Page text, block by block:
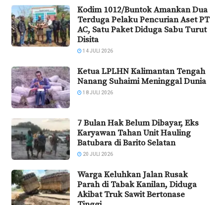
Kodim 1012/Buntok Amankan Dua
Terduga Pelaku Pencurian Aset PT
AC, Satu Paket Diduga Sabu Turut
Disita
14 JULI 2026
Ketua LPLHN Kalimantan Tengah
Nanang Suhaimi Meninggal Dunia
18 JULI 2026
7 Bulan Hak Belum Dibayar, Eks
Karyawan Tahan Unit Hauling
Batubara di Barito Selatan
20 JULI 2026
Warga Keluhkan Jalan Rusak
Parah di Tabak Kanilan, Diduga
Akibat Truk Sawit Bertonase